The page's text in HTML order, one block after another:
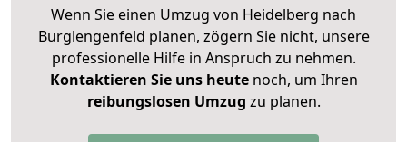
Wenn Sie einen Umzug von Heidelberg nach
Burglengenfeld planen, zögern Sie nicht, unsere
professionelle Hilfe in Anspruch zu nehmen.
Kontaktieren Sie uns heutenoch, um Ihren
reibungslosen Umzug zu planen.